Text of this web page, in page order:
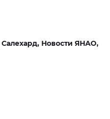
Салехард, Новости ЯНАО,